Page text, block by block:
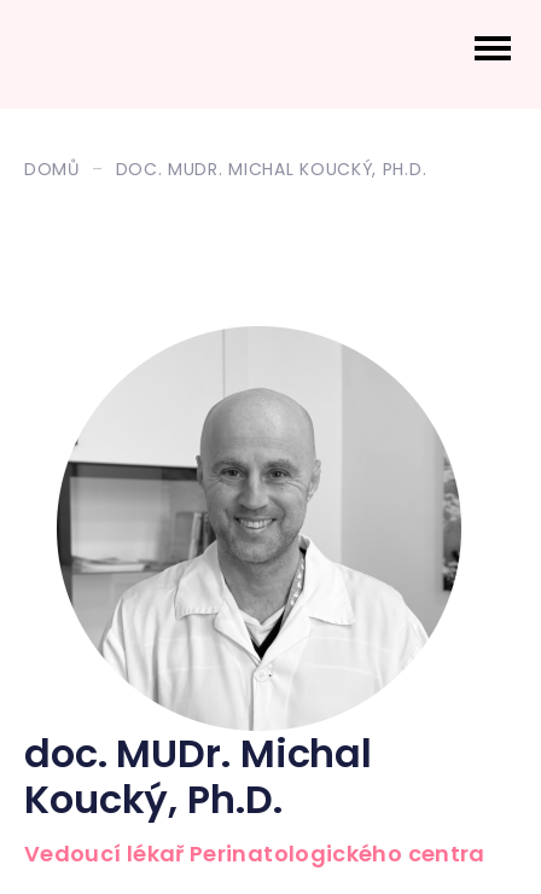
DOMŮ DOC. MUDR. MICHAL KOUCKÝ, PH.D.
doc. MUDr. Michal
Koucký, Ph.D.
Vedoucí lékař Perinatologického centra